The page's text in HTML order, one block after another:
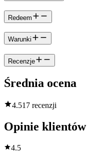
Redeem
Warunki
Recenzje
Średnia ocena
4.517 recenzji
Opinie klientów
4.5